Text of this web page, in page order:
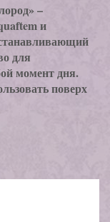
–
и
для
момент дня.
поверх